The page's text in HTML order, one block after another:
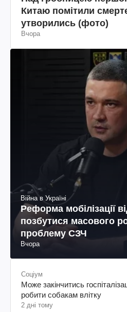
Китаю помітили
утворились (фото)
Вчора
Війна в Україні
Реформа мобілізації
позбутися масового
проблему СЗЧ
Вчора
Соціум
Може закінчитись
робити собакам влітку
2 дні тому